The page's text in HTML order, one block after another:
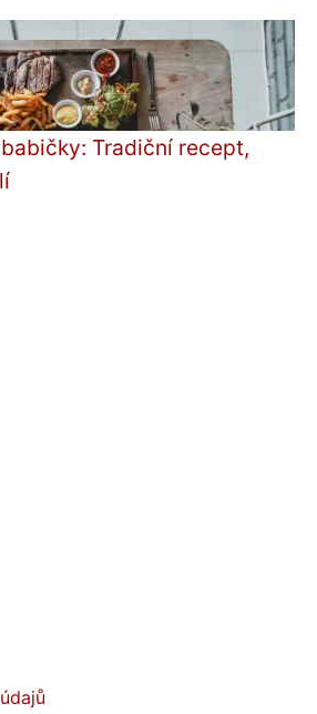
Tradiční recept,